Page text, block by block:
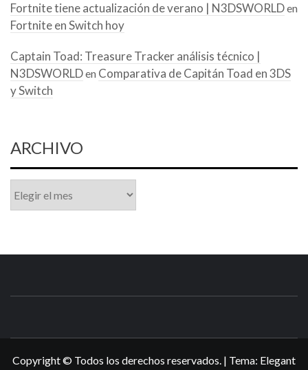
Fortnite tiene actualización de verano | N3DSWORLDen
Fortnite en Switch hoy
Captain Toad: Treasure Tracker análisis técnico |
N3DSWORLDen Comparativa de Capitán Toad en 3DS
y Switch
ARCHIVO
Copyright © Todos los derechos reservados. | Tema: Elegant